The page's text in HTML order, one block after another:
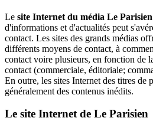
Le site Internet du média Le Parisien
d'informations et d'actualités peut
contact. Les sites des grands médias
différents moyens de contact, à
contact voire plusieurs, en fonction de
contact (commerciale, éditoriale;
En outre, les sites Internet des titres de
généralement des contenus inédits.
Le site Internet de Le Parisien